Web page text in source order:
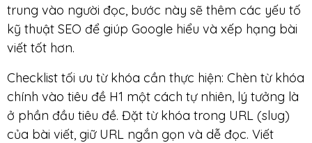
trung vào người đọc, bước này sẽ thêm các yếu tố
kỹ thuật SEO để giúp Google hiểu và xếp hạng bài
viết tốt hơn.
Checklist tối ưu từ khóa cần thực hiện: Chèn từ khóa
chính vào tiêu đề H1 một cách tự nhiên, lý tưởng là
ở phần đầu tiêu đề. Đặt từ khóa trong URL (slug)
của bài viết, giữ URL ngắn gọn và dễ đọc. Viết